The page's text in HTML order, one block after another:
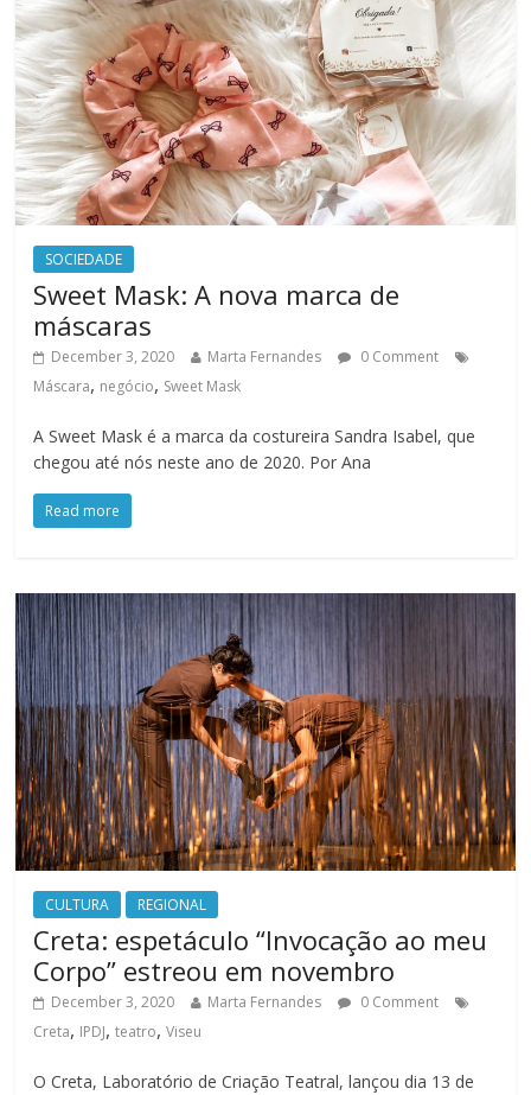
SOCIEDADE
Sweet Mask: A nova marca de
máscaras
December 3, 2020 Marta Fernandes
0 Comment
Máscara, negócio, Sweet Mask
A Sweet Mask é a marca da costureira Sandra Isabel, que
chegou até nós neste ano de 2020. Por Ana
Read more
CULTURA REGIONAL
Creta: espetáculo “Invocação ao meu
Corpo” estreou em novembro
December 3, 2020 Marta Fernandes
0 Comment
Creta, IPDJ,teatro,Viseu
O Creta, Laboratório de Criação Teatral, lançou dia 13 de